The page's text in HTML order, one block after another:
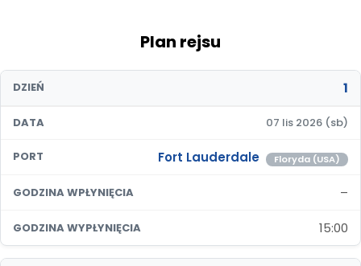
Plan rejsu
DZIEŃ 1
DATA 07 lis 2026 (sb)
PORT Fort Lauderdale Floryda (USA)
GODZINA WPŁYNIĘCIA –
GODZINA WYPŁYNIĘCIA 15:00